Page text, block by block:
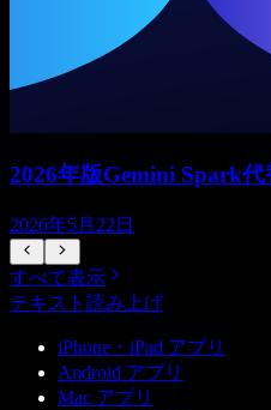
2026年版Gemini Spark
2026年5月22日
すべて表示
テキスト読み上げ
iPhone・iPad アプリ
Android アプリ
Mac アプリ